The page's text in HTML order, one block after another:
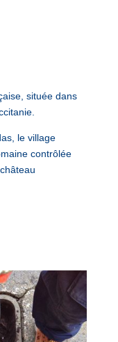
située dans
le village
contrôlée